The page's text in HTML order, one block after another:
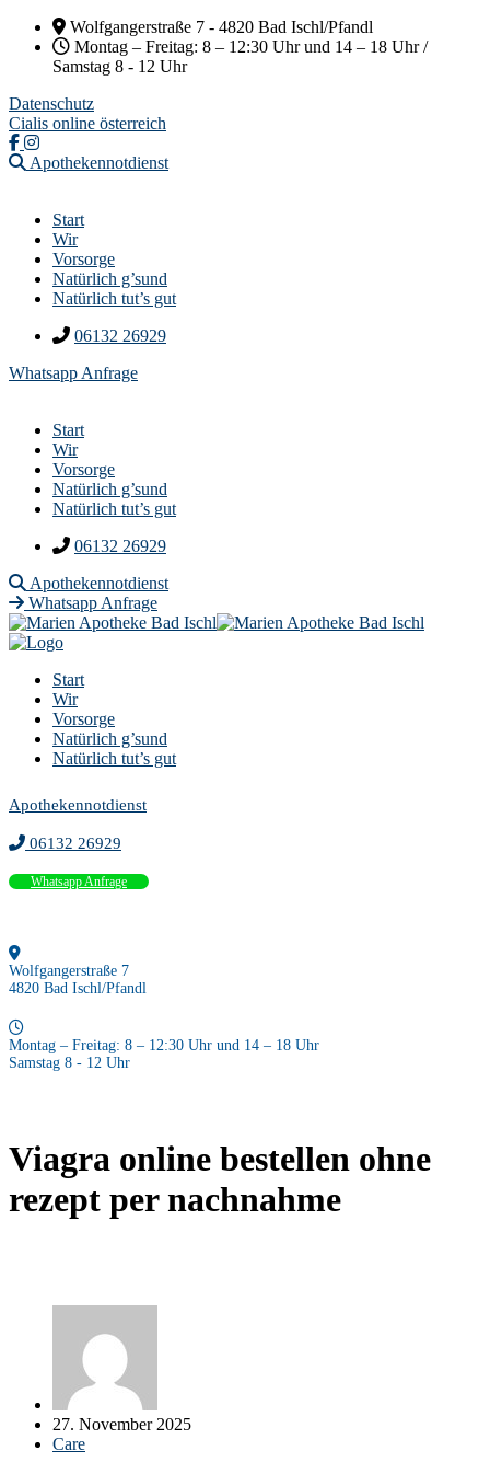
Wolfgangerstraße 7 - 4820 Bad Ischl/Pfandl
Montag – Freitag: 8 – 12:30 Uhr und 14 – 18 Uhr /
Samstag 8 - 12 Uhr
Datenschutz
Cialis online österreich
Apothekennotdienst
Start
Wir
Vorsorge
Natürlich g’sund
Natürlich tut’s gut
06132 26929
Whatsapp Anfrage
Start
Wir
Vorsorge
Natürlich g’sund
Natürlich tut’s gut
06132 26929
Apothekennotdienst
Whatsapp Anfrage
Start
Wir
Vorsorge
Natürlich g’sund
Natürlich tut’s gut
Apothekennotdienst
06132 26929
Whatsapp Anfrage
Wolfgangerstraße 7
4820 Bad Ischl/Pfandl
Montag – Freitag: 8 – 12:30 Uhr und 14 – 18 Uhr
Samstag 8 - 12 Uhr
Viagra online bestellen ohne
rezept per nachnahme
27. November 2025
Care